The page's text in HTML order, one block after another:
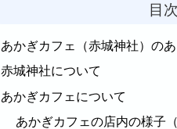
目次
あかぎカフェ（赤城神社）の
赤城神社について
あかぎカフェについて
あかぎカフェの店内の様子（